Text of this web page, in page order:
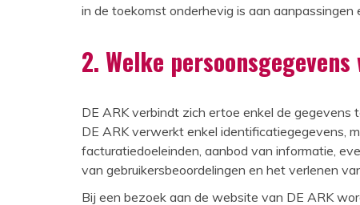
in de toekomst onderhevig is aan
2. Welke
DE ARK verbindt zich ertoe enkel de
DE ARK verwerkt enkel identificatiegegevens,
facturatiedoeleinden, aanbod van informatie,
van gebruikersbeoordelingen en het verlenen
Bij een bezoek aan de website van DE ARK